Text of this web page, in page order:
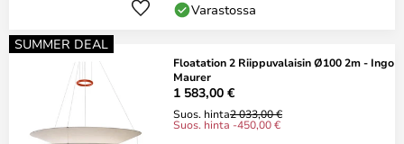
Varastossa
SUMMER DEAL
Floatation 2 Riippuvalaisin Ø100 2m - Ingo
Maurer
1 583,00 €
Suos. hinta2 033,00 €
Suos. hinta -450,00 €